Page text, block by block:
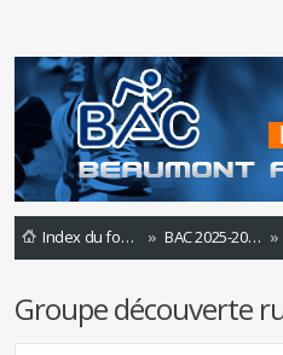
Index du forum BAC 2025-2026
Groupe découverte